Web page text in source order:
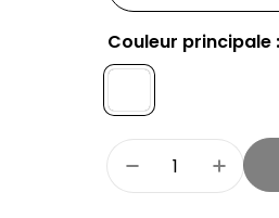
Couleur principale :
Quantité
Réduire la